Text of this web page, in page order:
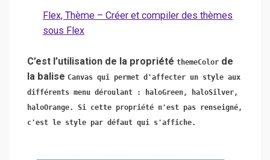
Flex, Thème – Créer et compiler des thèmes
sous Flex
C’est l’utilisation de la propriété themeColor de
la balise Canvas qui permet d'affecter un style aux
différents menu déroulant :
haloGreen, haloSilver,
haloOrange. Si cette propriété n'est pas renseigné,
c'est le style par défaut qui s'affiche.